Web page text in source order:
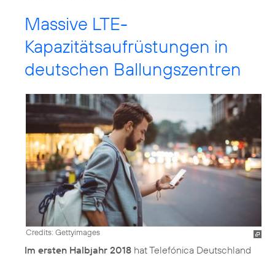
Massive LTE-
Kapazitätsaufrüstungen in
deutschen Ballungszentren
Credits: Gettyimages
Im ersten Halbjahr 2018 hat Telefónica Deutschland